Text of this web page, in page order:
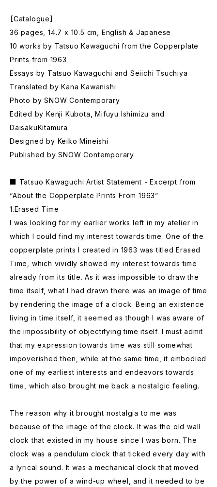
［Catalogue］
36 pages, 14.7 x 10.5 cm, English & Japanese
10 works by Tatsuo Kawaguchi from the Copperplate
Prints from 1963
Essays by Tatsuo Kawaguchi and Seiichi Tsuchiya
Translated by Kana Kawanishi
Photo by SNOW Contemporary
Edited by Kenji Kubota, Mifuyu Ishimizu and
DaisakuKitamura
Designed by Keiko Mineishi
Published by SNOW Contemporary
■ Tatsuo Kawaguchi Artist Statement - Excerpt from
“About the Copperplate Prints From 1963”
1.Erased Time
I was looking for my earlier works left in my atelier in
which I could find my interest towards time. One of the
copperplate prints I created in 1963 was titled Erased
Time, which vividly showed my interest towards time
already from its title. As it was impossible to draw the
time itself, what I had drawn there was an image of time
by rendering the image of a clock. Being an existence
living in time itself, it seemed as though I was aware of
the impossibility of objectifying time itself. I must admit
that my expression towards time was still somewhat
impoverished then, while at the same time, it embodied
one of my earliest interests and endeavors towards
time, which also brought me back a nostalgic feeling.
The reason why it brought nostalgia to me was
because of the image of the clock. It was the old wall
clock that existed in my house since I was born. The
clock was a pendulum clock that ticked every day with
a lyrical sound. It was a mechanical clock that moved
by the power of a wind-up wheel, and it needed to be